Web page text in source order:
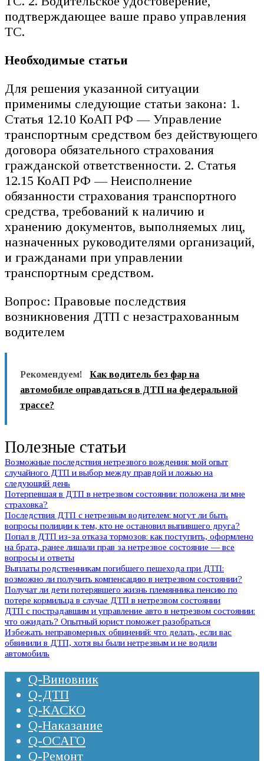
подтверждающее ваше право управления
ТС.
Необходимые статьи
Для решения указанной ситуации
применимы следующие статьи закона: 1.
Статья 12.10 КоАП РФ — Управление
транспортным средством без действующего
договора обязательного страхования
гражданской ответственности. 2. Статья
12.15 КоАП РФ — Неисполнение
обязанности страхования транспортного
средства, требований к наличию и
хранению документов, выполняемых лиц,
назначенных руководителями организаций,
и гражданами при управлении
транспортным средством.
Вопрос: Правовые последствия
возникновения ДТП с незастрахованным
водителем
Рекомендуем!
Как водитель без фар на
автомобиле оправдаться в ДТП на федеральной
трассе?
Полезные статьи
Возможные последствия нетрезвого вождения: мой опыт
случайного ДТП и выбор между правдой и ложью на
следующий день
Потерпевшая в ДТП в нетрезвом состоянии: положена ли мне
страховка?
Последствия ДТП с нетрезвым водителем: могут ли быть
вопросы полиции к тем, кто не остановил выпившего друга?
Попал в ДТП из-за отказа тормозов: как поступить, оформлено
на брата, ранее лишали прав за нетрезвое состояние — все
вопросы и ответы
Выплаты родственникам погибшего пешехода при ДТП:
возможно ли получить компенсацию в нетрезвом состоянии?
Получат ли дети потерявшего жизнь племянника пенсию по
потере кормильца в случае ДТП в нетрезвом состоянии
ДТП с пострадавшим и управление авто в нетрезвом состоянии:
что ожидать? Опытный юрист поможет разобраться
Избежать неправомерных обвинений: что делать, если вас
обвинили в ДТП, хотя вы были нетрезвым и не водили
автомобиль
Q-Виновник
Q-ДТП
Q-КАСКО
Q-Наказание
Q-ОСАГО
Q-Ремонт